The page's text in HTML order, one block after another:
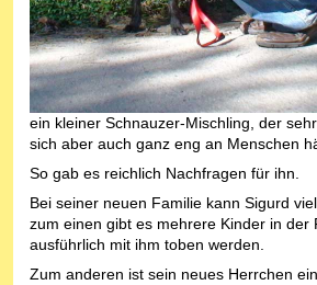
ein kleiner Schnauzer-Mischling, der
sich aber auch ganz eng an Menschen
So gab es reichlich Nachfragen für ihn.
Bei seiner neuen Familie kann Sigurd
zum einen gibt es mehrere Kinder in der
ausführlich mit ihm toben werden.
Zum anderen ist sein neues Herrchen